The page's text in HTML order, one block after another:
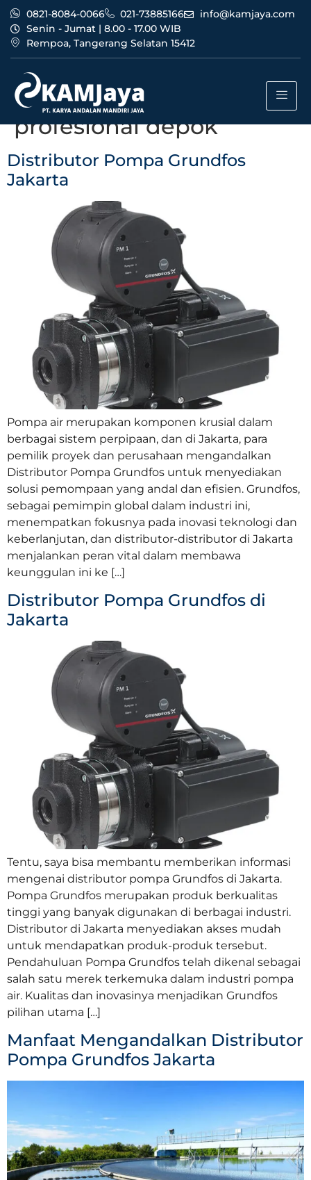
0821-8084-0066 021-73885166
info@kamjaya.com
Senin - Jumat | 8.00 - 17.00 WIB
Rempoa, Tangerang Selatan 15412
Tag:
grundfos jakarta
profesional depok
Distributor Pompa Grundfos
Jakarta
Pompa air merupakan komponen krusial dalam
berbagai sistem perpipaan, dan di Jakarta, para
pemilik proyek dan perusahaan mengandalkan
Distributor Pompa Grundfos untuk menyediakan
solusi pemompaan yang andal dan efisien. Grundfos,
sebagai pemimpin global dalam industri ini,
menempatkan fokusnya pada inovasi teknologi dan
keberlanjutan, dan distributor-distributor di Jakarta
menjalankan peran vital dalam membawa
keunggulan ini ke […]
Distributor Pompa Grundfos di
Jakarta
Tentu, saya bisa membantu memberikan informasi
mengenai distributor pompa Grundfos di Jakarta.
Pompa Grundfos merupakan produk berkualitas
tinggi yang banyak digunakan di berbagai industri.
Distributor di Jakarta menyediakan akses mudah
untuk mendapatkan produk-produk tersebut.
Pendahuluan Pompa Grundfos telah dikenal sebagai
salah satu merek terkemuka dalam industri pompa
air. Kualitas dan inovasinya menjadikan Grundfos
pilihan utama […]
Manfaat Mengandalkan Distributor
Pompa Grundfos Jakarta